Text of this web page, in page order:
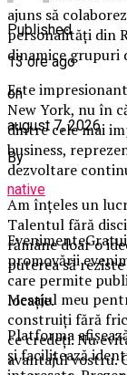
ajuns să
personalități din
dinamice grupuri
Este
New York, nu în
dintre cele mai
business,
dezvoltare
Am înțeles un
Talentul fără
rămâne doar o
puterea să
Mesajul meu
construiți fără
ce credeți. Nu
avantajul vostru.
Published
13 ore ago
on
august 7, 2026
By
native
promovării
care permite
locație.
Platforma
și facilitează